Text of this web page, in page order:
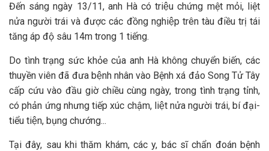
Đến sáng ngày 13/11, anh Hà có triệu chứng mệt mỏi, liệt
nửa người trái và được các đồng nghiệp trên tàu điều trị tái
tăng áp độ sâu 14m trong 1 tiếng.
Do tình trạng sức khỏe của anh Hà không chuyển biến, các
thuyền viên đã đưa bệnh nhân vào Bệnh xá đảo Song Tử Tây
cấp cứu vào đầu giờ chiều cùng ngày, trong tình trạng tỉnh,
có phản ứng nhưng tiếp xúc chậm, liệt nửa người trái, bí đại-
tiểu tiện, bụng chướng...
Tại đây, sau khi thăm khám, các y, bác sĩ chẩn đoán bệnh